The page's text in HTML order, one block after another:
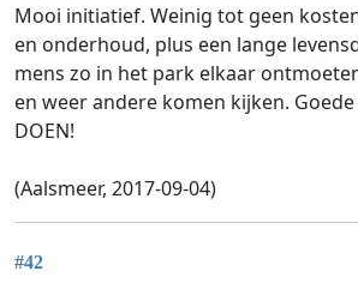
Mooi initiatief. Weinig tot geen
en onderhoud, plus een lange
mens zo in het park elkaar
en weer andere komen kijken.
DOEN!
(Aalsmeer, 2017-09-04)
#42